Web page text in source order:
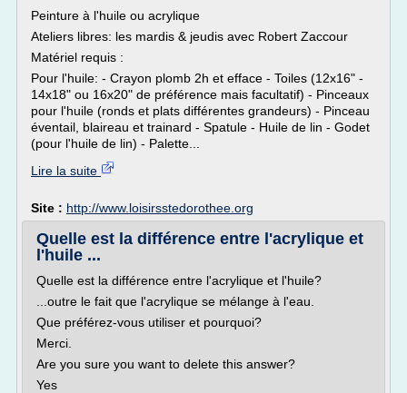
Peinture à l'huile ou acrylique
Ateliers libres: les mardis & jeudis avec Robert Zaccour
Matériel requis :
Pour l'huile: - Crayon plomb 2h et efface - Toiles (12x16" -
14x18" ou 16x20" de préférence mais facultatif) - Pinceaux
pour l'huile (ronds et plats différentes grandeurs) - Pinceau
éventail, blaireau et trainard - Spatule - Huile de lin - Godet
(pour l'huile de lin) - Palette...
Lire la suite
Site : http://www.loisirsstedorothee.org
Quelle est la différence entre l'acrylique et
l'huile ...
Quelle est la différence entre l'acrylique et l'huile?
...outre le fait que l'acrylique se mélange à l'eau.
Que préférez-vous utiliser et pourquoi?
Merci.
Are you sure you want to delete this answer?
Yes